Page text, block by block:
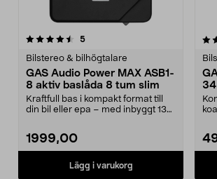
5recensioner
Bilstereo & bilhögtalare
GAS Audio Power MAX ASB1-
8 aktiv baslåda 8 tum slim
Kraftfull bas i kompakt format till
din bil eller epa – med inbyggt 130
1999,00
Lägg i varukorg
4.0 av 5 stjärnor